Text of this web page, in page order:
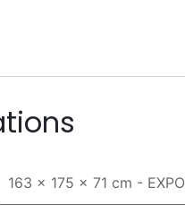
163 x 175 x 71 cm - EXPO